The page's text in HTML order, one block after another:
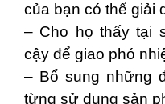
của bạn có thể giải
– Cho họ thấy tại
cậy để giao phó
– Bổ sung những
từng sử dụng sản